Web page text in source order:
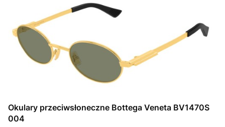
Okulary przeciwsłoneczne Bottega Veneta BV1470S
004